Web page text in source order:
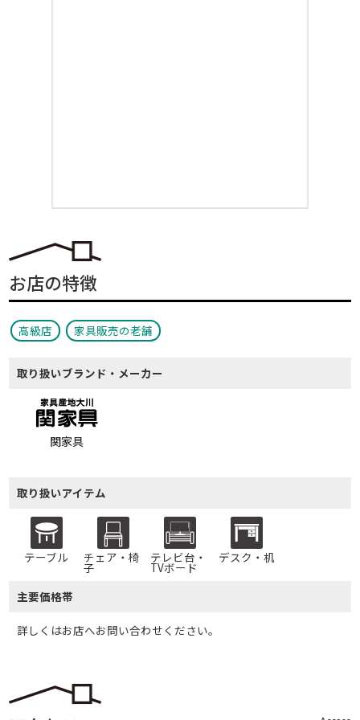
お店の特徴
高級店 家具販売の老舗
取り扱いブランド・メーカー
関家具
取り扱いアイテム
テーブル チェア・椅
子
テレビ台・
TVボード
デスク・机
主要価格帯
詳しくはお店へお問い合わせください。